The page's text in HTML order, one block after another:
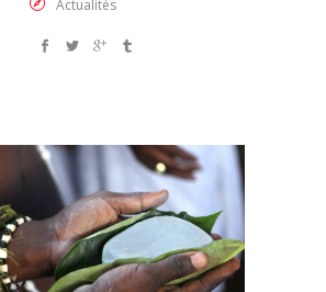
Actualités